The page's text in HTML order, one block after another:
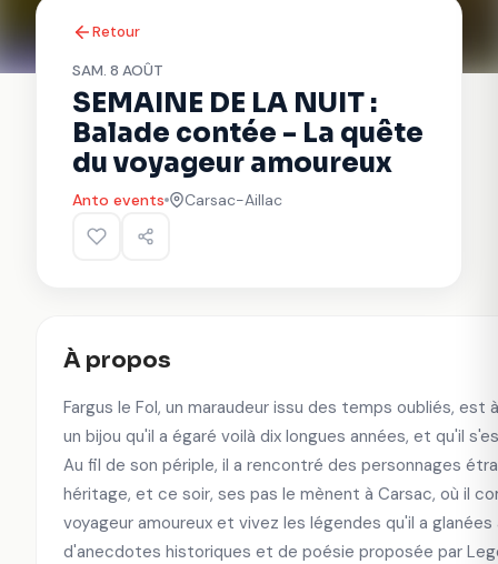
Retour
SAM. 8 AOÛT
SEMAINE DE LA NUIT :
Balade contée - La quête
du voyageur amoureux
Anto events Carsac-Aillac
À propos
Fargus le Fol, un maraudeur issu des temps oubliés,
un bijou qu'il a égaré voilà dix longues années, et qu'il
Au fil de son périple, il a rencontré des personnages
héritage, et ce soir, ses pas le mènent à Carsac, où il
voyageur amoureux et vivez les légendes qu'il a
d'anecdotes historiques et de poésie proposée par